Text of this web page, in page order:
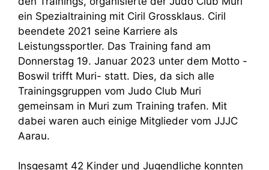
ein Spezialtraining mit Ciril Grossklaus. Ciril
beendete 2021 seine Karriere als
Leistungssportler. Das Training fand am
Donnerstag 19. Januar 2023 unter dem Motto -
Boswil trifft Muri- statt. Dies, da sich alle
Trainingsgruppen vom Judo Club Muri
gemeinsam in Muri zum Training trafen. Mit
dabei waren auch einige Mitglieder vom JJJC
Aarau.
Insgesamt 42 Kinder und Jugendliche konnten